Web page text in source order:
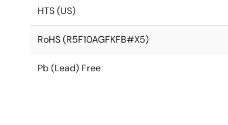
HTS (US)
RoHS (R5F10AGFKFB#X5)
Pb (Lead) Free